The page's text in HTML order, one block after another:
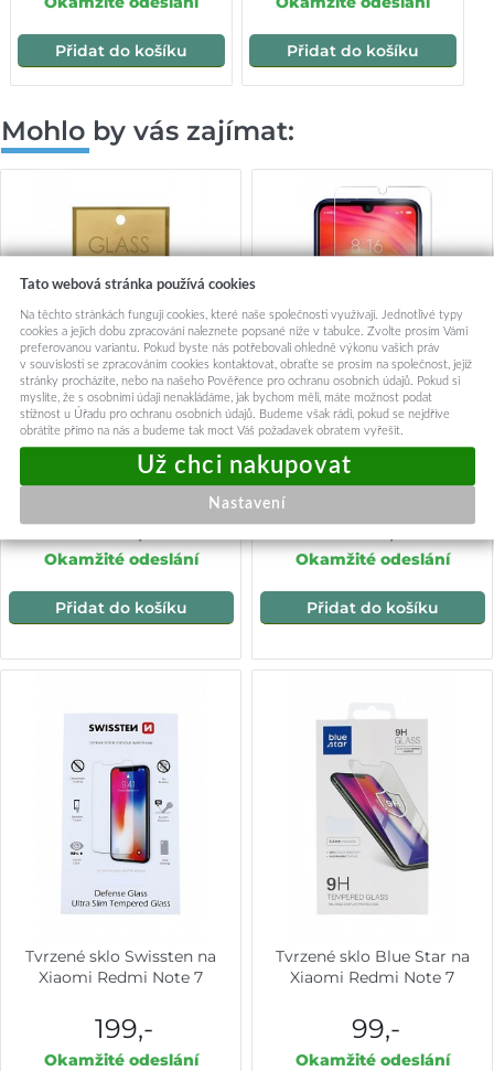
Přidat do košíku Přidat do košíku
Mohlo by vás zajímat:
Tvrzené sklo GoldGlass na
Xiaomi Redmi Note 7
199,-
Okamžité odeslání
Přidat do košíku
Ochranné flexibilní sklo HD
Ultra na Xiaomi Redmi Note 7
199,-
Okamžité odeslání
Přidat do košíku
Tvrzené sklo Swissten na
Xiaomi Redmi Note 7
199,-
Okamžité odeslání
Tvrzené sklo Blue Star na
Xiaomi Redmi Note 7
99,-
Okamžité odeslání
Tato webová stránka používá cookies
Na těchto stránkách fungují cookies, které naše společnosti využívají. Jednotlivé typy
cookies a jejich dobu zpracování naleznete popsané níže v tabulce. Zvolte prosím Vámi
preferovanou variantu. Pokud byste nás potřebovali ohledně výkonu vašich práv
v souvislosti se zpracováním cookies kontaktovat, obraťte se prosím na společnost, jejíž
stránky procházíte, nebo na našeho Pověřence pro ochranu osobních údajů. Pokud si
myslíte, že s osobními údaji nenakládáme, jak bychom měli, máte možnost podat
stížnost u Úřadu pro ochranu osobních údajů. Budeme však rádi, pokud se nejdříve
obrátíte přímo na nás a budeme tak moct Váš požadavek obratem vyřešit.
Nastavení